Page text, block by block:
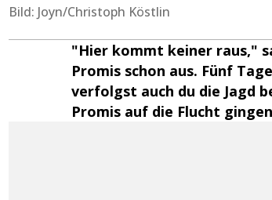
Bild: Joyn/Christoph Köstlin
"Hier kommt keiner raus,"
Promis schon aus. Fünf
verfolgst auch du die Jagd
Promis auf die Flucht